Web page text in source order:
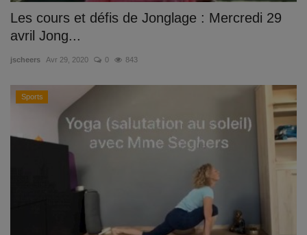
Les cours et défis de Jonglage : Mercredi 29
avril Jong...
jscheers Avr 29, 2020 0 843
Sports